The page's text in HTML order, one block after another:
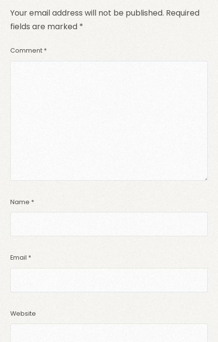
Your email address will not be published. Required
fields are marked *
Comment *
Name *
Email *
Website